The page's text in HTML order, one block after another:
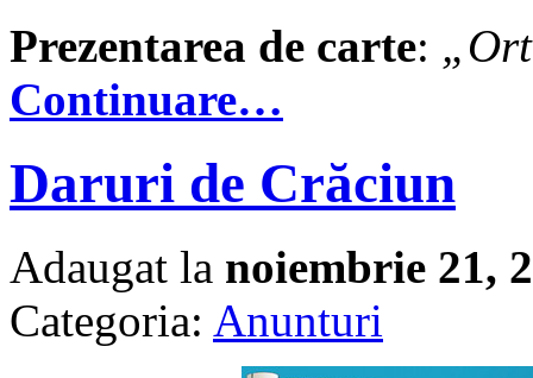
Prezentarea de carte:
Continuare…
Daruri de Crăciun
Adaugat la noiembrie 21,
Categoria: Anunturi